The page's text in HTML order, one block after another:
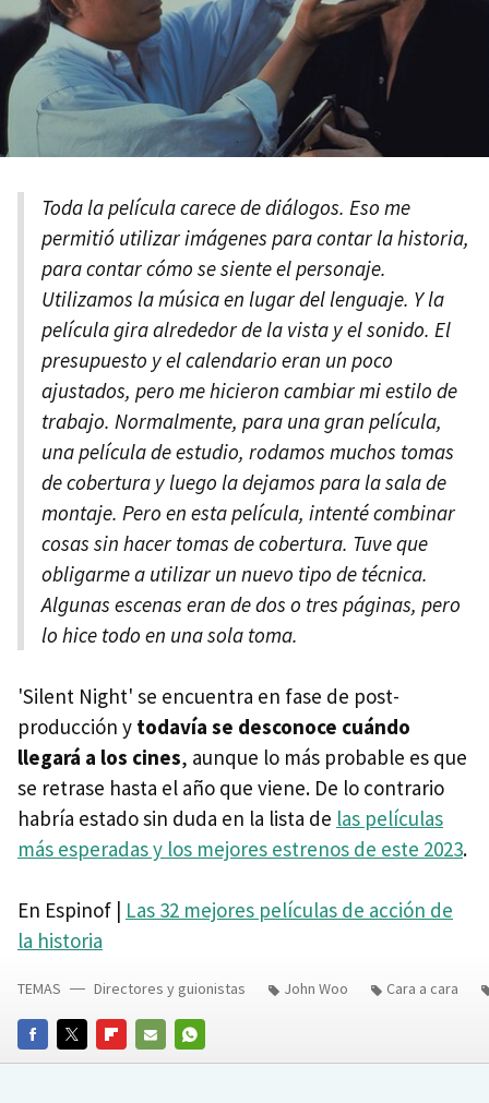
Toda la película carece de diálogos. Eso me
permitió utilizar imágenes para contar la historia,
para contar cómo se siente el personaje.
Utilizamos la música en lugar del lenguaje. Y la
película gira alrededor de la vista y el sonido. El
presupuesto y el calendario eran un poco
ajustados, pero me hicieron cambiar mi estilo de
trabajo. Normalmente, para una gran película,
una película de estudio, rodamos muchos tomas
de cobertura y luego la dejamos para la sala de
montaje. Pero en esta película, intenté combinar
cosas sin hacer tomas de cobertura. Tuve que
obligarme a utilizar un nuevo tipo de técnica.
Algunas escenas eran de dos o tres páginas, pero
lo hice todo en una sola toma.
'Silent Night' se encuentra en fase de post-
producción y todavía se desconoce cuándo
llegará a los cines, aunque lo más probable es que
se retrase hasta el año que viene. De lo contrario
habría estado sin duda en la lista de las películas
más esperadas y los mejores estrenos de este 2023.
En Espinof | Las 32 mejores películas de acción de
la historia
FACEBOOKTWITTERFLIPBOARD
E-
WHATSAPP
TEMAS Directores y guionistas John Woo Cara a cara